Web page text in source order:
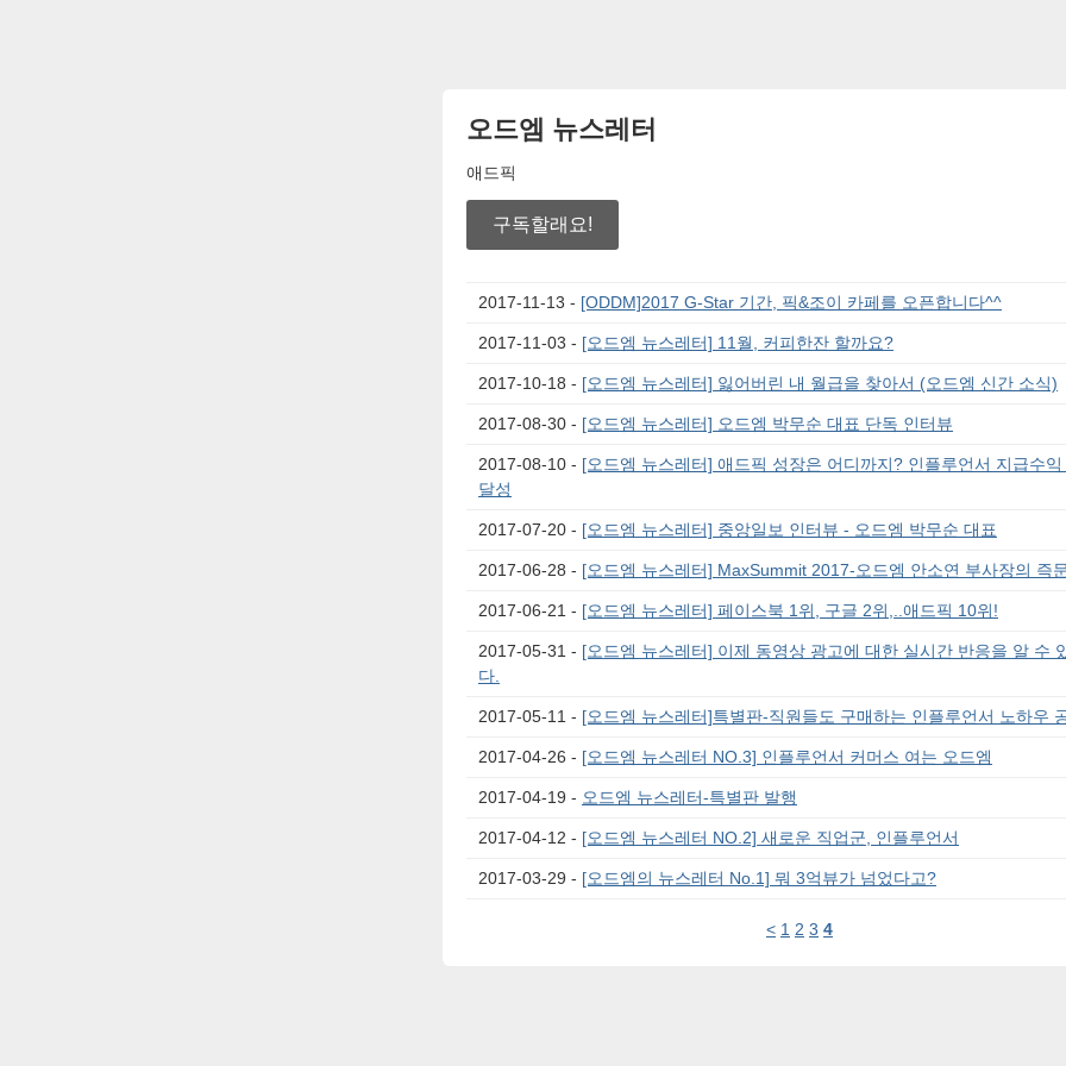
오드엠 뉴스레터
애드픽
구독할래요!
2017-11-13 - [ODDM]2017 G-Star 기간, 픽&조이 카페를 오픈합니다^^
2017-11-03 - [오드엠 뉴스레터] 11월, 커피한잔 할까요?
2017-10-18 - [오드엠 뉴스레터] 잃어버린 내 월급을 찾아서 (오드엠 신간 소식)
2017-08-30 - [오드엠 뉴스레터] 오드엠 박무순 대표 단독 인터뷰
2017-08-10 - [오드엠 뉴스레터] 애드픽 성장은 어디까지? 인플루언서 지급수
달성
2017-07-20 - [오드엠 뉴스레터] 중앙일보 인터뷰 - 오드엠 박무순 대표
2017-06-28 - [오드엠 뉴스레터] MaxSummit 2017-오드엠 안소연 부사장의 즉
2017-06-21 - [오드엠 뉴스레터] 페이스북 1위, 구글 2위,..애드픽 10위!
2017-05-31 - [오드엠 뉴스레터] 이제 동영상 광고에 대한 실시간 반응을 알 수
다.
2017-05-11 - [오드엠 뉴스레터]특별판-직원들도 구매하는 인플루언서 노하우
2017-04-26 - [오드엠 뉴스레터 NO.3] 인플루언서 커머스 여는 오드엠
2017-04-19 - 오드엠 뉴스레터-특별판 발행
2017-04-12 - [오드엠 뉴스레터 NO.2] 새로운 직업군, 인플루언서
2017-03-29 - [오드엠의 뉴스레터 No.1] 뭐 3억뷰가 넘었다고?
< 1 2 3 4